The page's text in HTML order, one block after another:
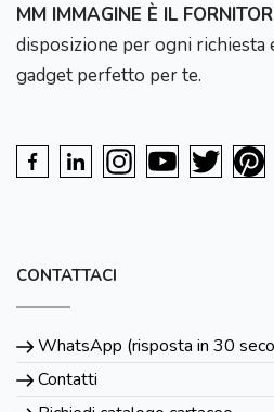
MM IMMAGINE È IL
disposizione per ogni
gadget perfetto per te.
CONTATTACI
WhatsApp (risposta in 30
Contatti